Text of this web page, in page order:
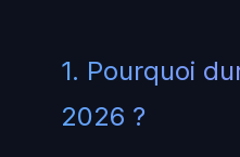
1. Pourquoi
2026 ?